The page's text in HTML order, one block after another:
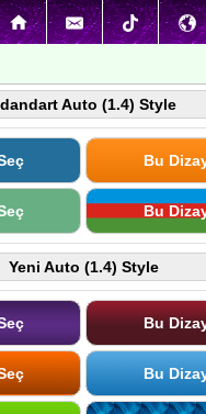
Auto (1.4) Style
Bu
Bu
Yeni Auto (1.4) Style
Bu
Bu